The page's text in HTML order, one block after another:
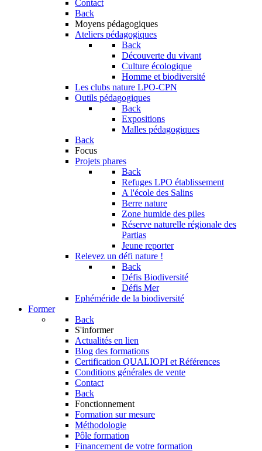
Contact
Back
Moyens pédagogiques
Ateliers pédagogiques
Back
Découverte du vivant
Culture écologique
Homme et biodiversité
Les clubs nature LPO-CPN
Outils pédagogiques
Back
Expositions
Malles pédagogiques
Back
Focus
Projets phares
Back
Refuges LPO établissement
A l'école des Salins
Berre nature
Zone humide des piles
Réserve naturelle régionale des
Partias
Jeune reporter
Relevez un défi nature !
Back
Défis Biodiversité
Défis Mer
Ephéméride de la biodiversité
Former
Back
S'informer
Actualités en lien
Blog des formations
Certification QUALIOPI et Références
Conditions générales de vente
Contact
Back
Fonctionnement
Formation sur mesure
Méthodologie
Pôle formation
Financement de votre formation